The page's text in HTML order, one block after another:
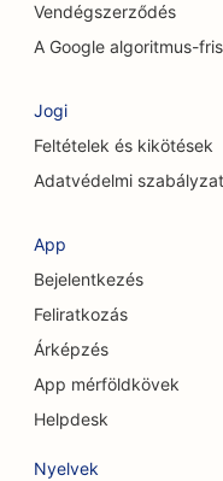
SEO a takarítási
SEO kozmetikai
SEO a
SEO ruházati
SEO a
SEO a valutaváltó
Vendégszerződés
A Google algoritmus-
Jogi
Feltételek és kikötések
Adatvédelmi szabályzat
App
Bejelentkezés
Feliratkozás
Árképzés
App mérföldkövek
Helpdesk
Nyelvek